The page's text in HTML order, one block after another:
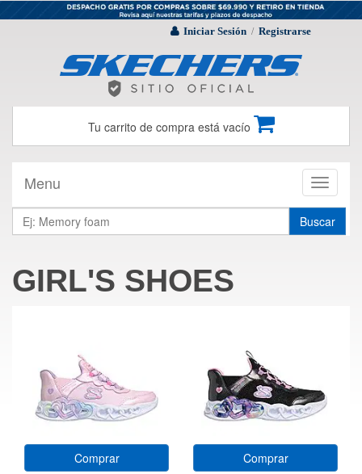
Iniciar Sesión / Registrarse
Tu carrito de compra está vacío
Toggle
Menu
Buscar
GIRL'S SHOES
Comprar Comprar